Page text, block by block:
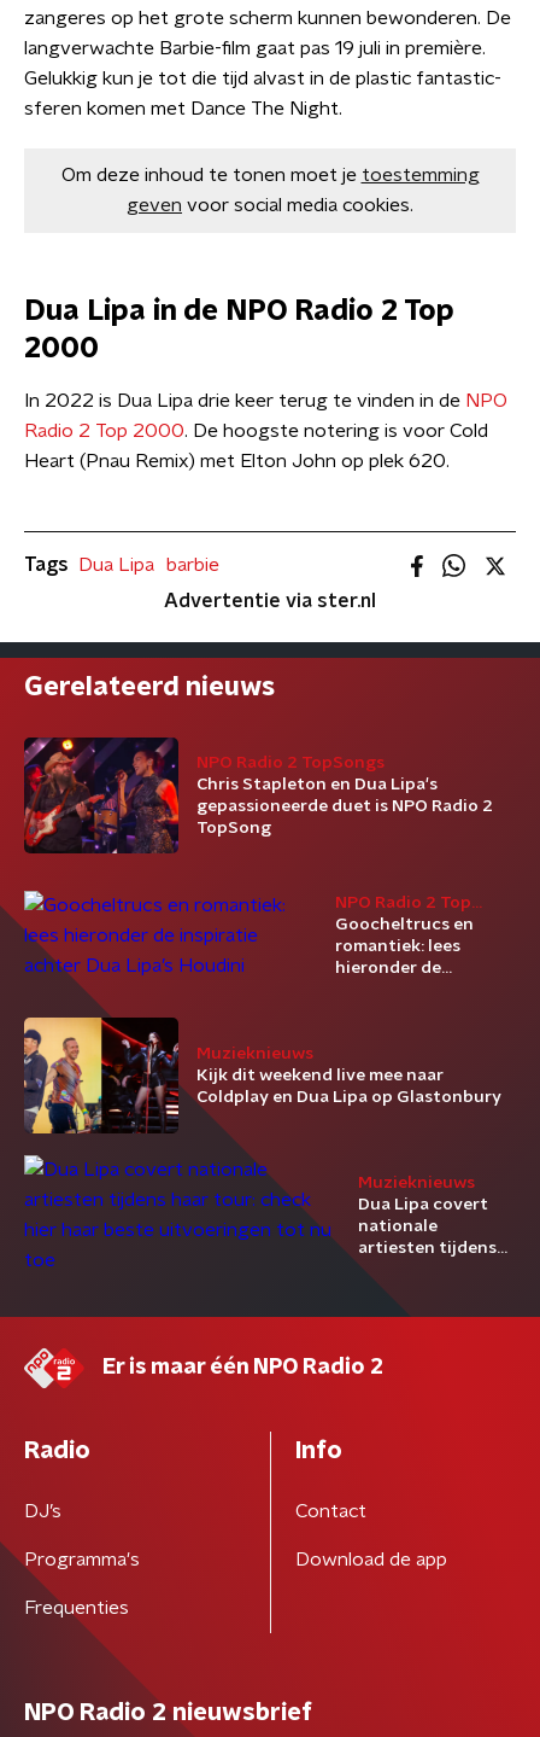
zangeres op het grote scherm kunnen bewonderen. De
langverwachte Barbie-film gaat pas 19 juli in première.
Gelukkig kun je tot die tijd alvast in de plastic fantastic-
sferen komen met Dance The Night.
Om deze inhoud te tonen moet je toestemming
geven voor social media cookies.
Dua Lipa in de NPO Radio 2 Top
2000
In 2022 is Dua Lipa drie keer terug te vinden in de NPO
Radio 2 Top 2000. De hoogste notering is voor Cold
Heart (Pnau Remix) met Elton John op plek 620.
Tags Dua Lipa
barbie
Advertentie via ster.nl
Gerelateerd nieuws
NPO Radio 2 TopSongs
Chris Stapleton en Dua Lipa's
gepassioneerde duet is NPO Radio 2
TopSong
NPO Radio 2 Top
2000
Goocheltrucs en
romantiek: lees
hieronder de
Muzieknieuws
Kijk dit weekend live mee naar
Coldplay en Dua Lipa op Glastonbury
Muzieknieuws
Dua Lipa covert
nationale
artiesten tijdens
haar tour: check
hier haar beste
uitvoeringen tot
Er is maar één NPO Radio 2
Radio
DJ’s
Programma's
Frequenties
Info
Contact
Download de app
NPO Radio 2 nieuwsbrief